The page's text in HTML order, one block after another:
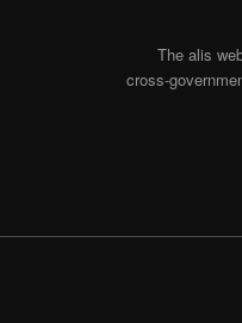
The alis
cross-